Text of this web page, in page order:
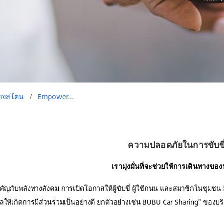
จสโตน / Empowerment (พลังทางสังคม)
ความปลอดภัยในการขับขี่
เรามุ่งมั่นที่จะช่วยให้การเดินทางข
ญกับพลังทางสังคม การเปิดโอกาสให้ผู้ขับขี่ ผู้ใช้ถนน และสมาชิกในชุมชน
ให้เกิดการมีส่วนร่วมเป็นอย่างดี ยกตัวอย่างเช่น BUBU Car Sharing" ข